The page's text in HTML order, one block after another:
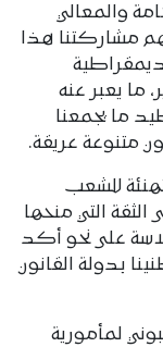
والمعالي
مشاركتنا هذا
ما يعبر عنه
ما يجمعنا
متنوعة عريقة.
للشعب
التي منحها
على نحو أكد
بدولة القانون
لمأمورية